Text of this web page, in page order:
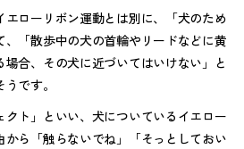
エローリボン運動とは別に、「犬のため
「散歩中の犬の首輪やリードなどに黄
合、その犬に近づいてはいけない」と
です。
クト」といい、犬についているイエロー
から「触らないでね」「そっとしておい